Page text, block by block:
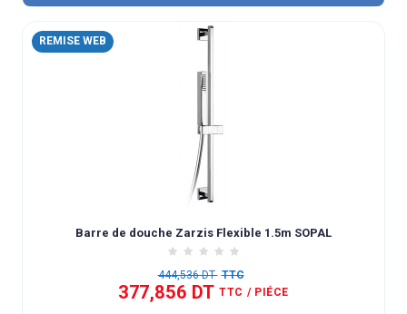
REMISE WEB
Barre de douche Zarzis Flexible 1.5m SOPAL
444,536 DT TTC
377,856 DT TTC / PIÉCE